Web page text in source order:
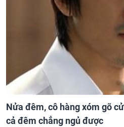
Nửa đêm, cô hàng xóm gõ
cả đêm chẳng ngủ được